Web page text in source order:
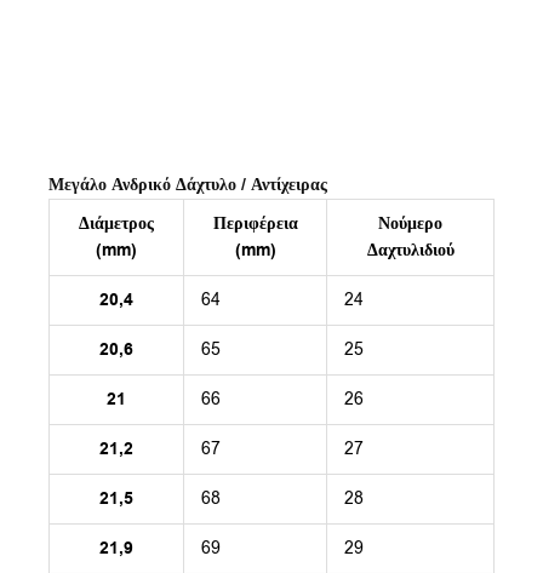
Μεγάλο Ανδρικό Δάχτυλο / Αντίχειρας
Διάμετρος
(mm)
Περιφέρεια
(mm)
Νούμερο
Δαχτυλιδιού
20,4 64 24
20,6 65 25
21 66 26
21,2 67 27
21,5 68 28
21,9 69 29